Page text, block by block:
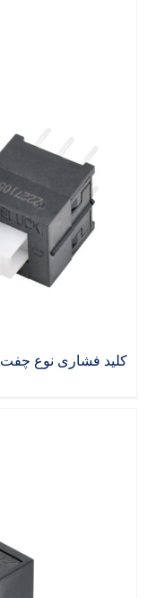
۰.۱ آمپر ۲۴ ولت DC